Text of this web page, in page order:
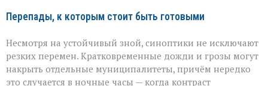
Перепады, к которым стоит быть готовыми
Несмотря на устойчивый зной, синоптики не исключают
резких перемен. Кратковременные дожди и грозы могут
накрыть отдельные муниципалитеты, причём нередко
это случается в ночные часы — когда контраст